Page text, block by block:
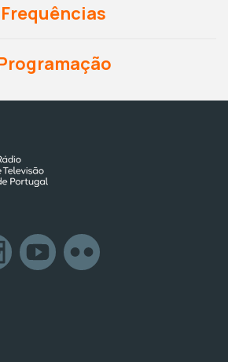
Frequências